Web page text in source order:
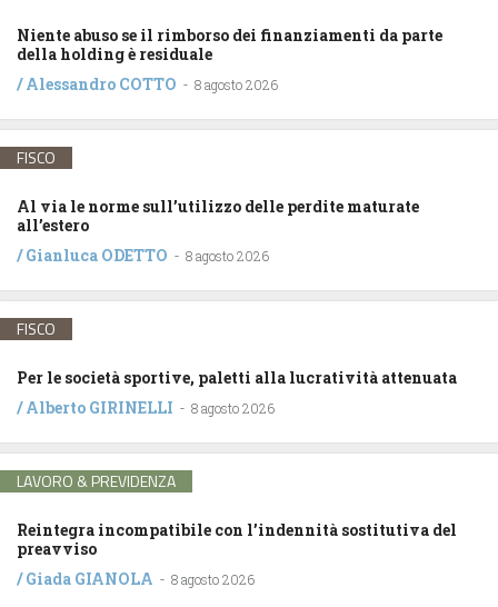
Niente abuso se il rimborso dei finanziamenti da parte
della holding è residuale
/Alessandro COTTO - 8 agosto 2026
FISCO
Al via le norme sull’utilizzo delle perdite maturate
all’estero
/Gianluca ODETTO - 8 agosto 2026
FISCO
Per le società sportive, paletti alla lucratività attenuata
/Alberto GIRINELLI - 8 agosto 2026
LAVORO & PREVIDENZA
Reintegra incompatibile con l’indennità sostitutiva del
preavviso
/Giada GIANOLA - 8 agosto 2026